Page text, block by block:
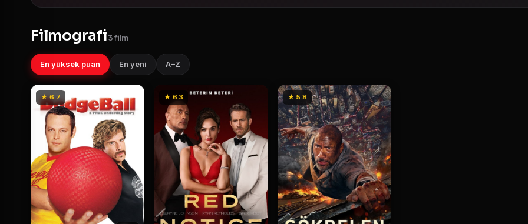
Filmografi3 film
En yüksek puan En yeni A–Z
★ 6.7 ★ 6.3 ★ 5.8